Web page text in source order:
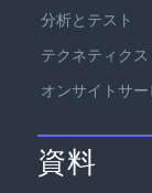
分析とテスト
テクネティク
オンサイトサー
資料